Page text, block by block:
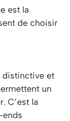
est la
de choisir
distinctive et
un
C’est la